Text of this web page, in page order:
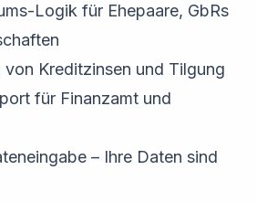
Logik für Ehepaare, GbRs
von Kreditzinsen und Tilgung
für Finanzamt und
– Ihre Daten sind